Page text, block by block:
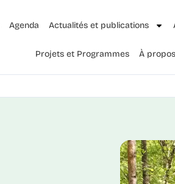
Agenda Actualités et publications
Projets et Programmes À propos